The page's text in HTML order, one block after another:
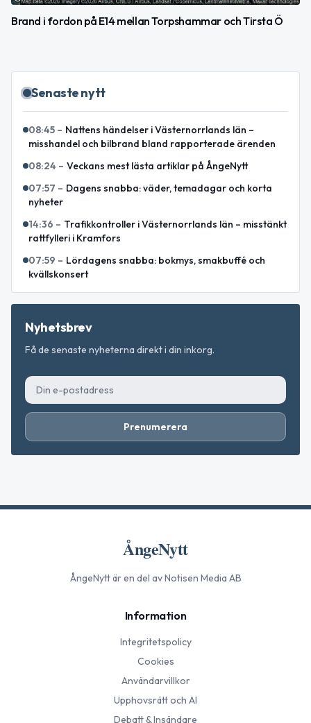
Brand i fordon på E14 mellan Torpshammar och Tirsta Ö
Senaste nytt
08:45 – Nattens händelser i Västernorrlands län –
misshandel och bilbrand bland rapporterade ärenden
08:24 – Veckans mest lästa artiklar på ÅngeNytt
07:57 – Dagens snabba: väder, temadagar och korta
nyheter
14:36 – Trafikkontroller i Västernorrlands län – misstänkt
rattfylleri i Kramfors
07:59 – Lördagens snabba: bokmys, smakbuffé och
kvällskonsert
Nyhetsbrev
Få de senaste nyheterna direkt i din inkorg.
Prenumerera
ÅngeNytt
ÅngeNyttär en del av Notisen Media AB
Information
Integritetspolicy
Cookies
Användarvillkor
Upphovsrätt och AI
Debatt & Insändare